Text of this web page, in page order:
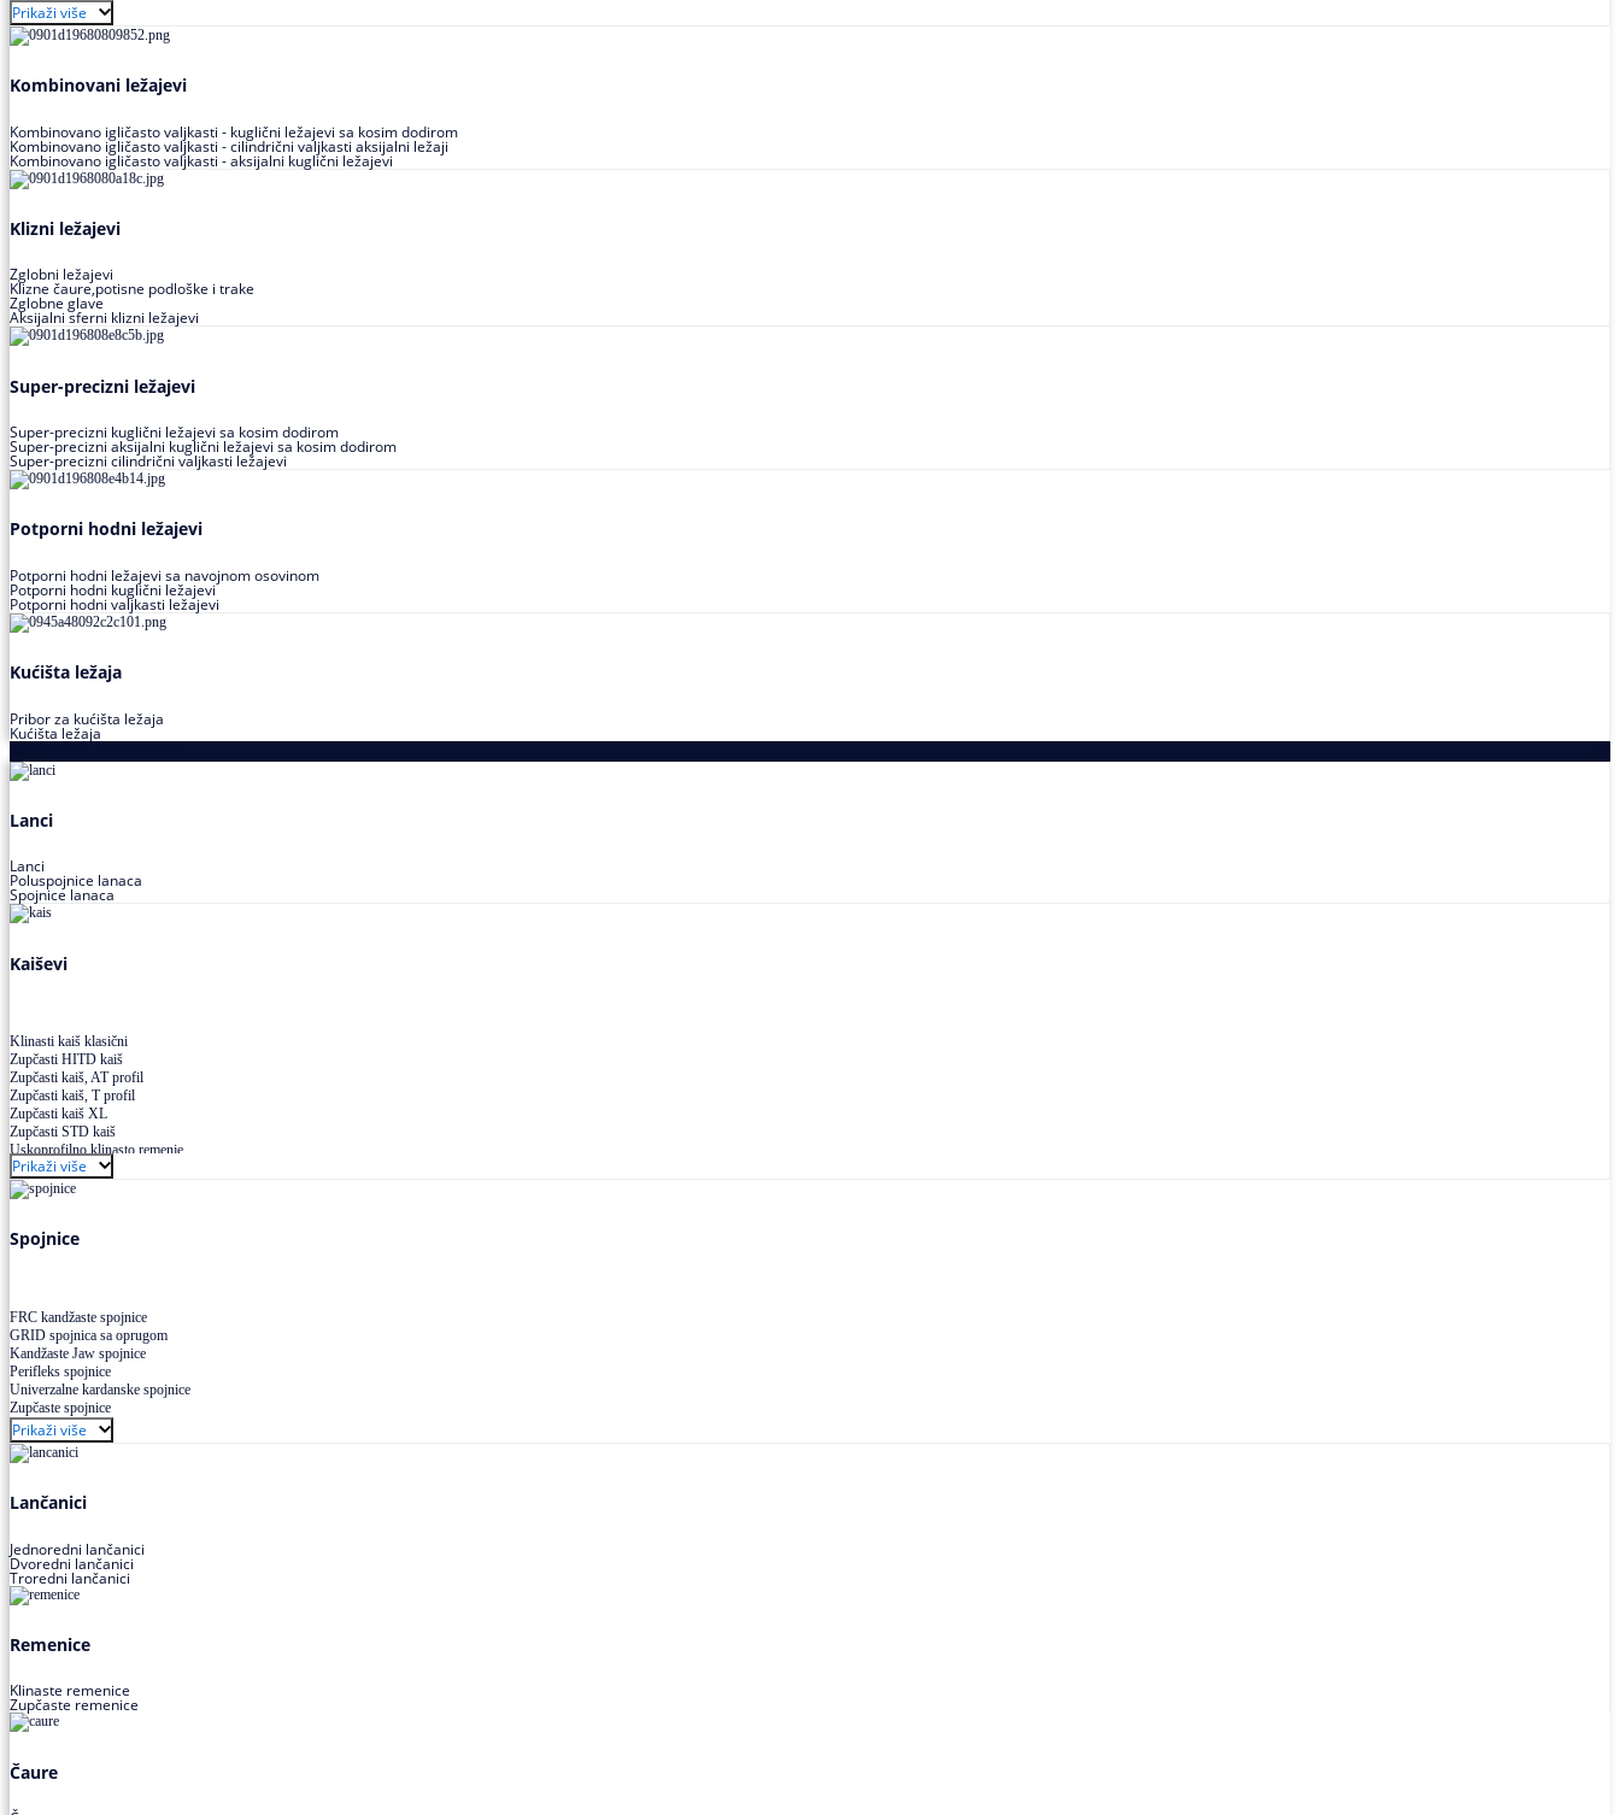
Prikaži više
Kombinovani ležajevi
Kombinovano igličasto valjkasti - kuglični ležajevi sa kosim dodirom
Kombinovano igličasto valjkasti - cilindrični valjkasti aksijalni ležaji
Kombinovano igličasto valjkasti - aksijalni kuglični ležajevi
Klizni ležajevi
Zglobni ležajevi
Klizne čaure,potisne podloške i trake
Zglobne glave
Aksijalni sferni klizni ležajevi
Super-precizni ležajevi
Super-precizni kuglični ležajevi sa kosim dodirom
Super-precizni aksijalni kuglični ležajevi sa kosim dodirom
Super-precizni cilindrični valjkasti ležajevi
Potporni hodni ležajevi
Potporni hodni ležajevi sa navojnom osovinom
Potporni hodni kuglični ležajevi
Potporni hodni valjkasti ležajevi
Kućišta ležaja
Pribor za kućišta ležaja
Kućišta ležaja
Lanci
Lanci
Poluspojnice lanaca
Spojnice lanaca
Kaiševi
Klinasti kaiš klasični
Zupčasti HITD kaiš
Zupčasti kaiš, AT profil
Zupčasti kaiš, T profil
Zupčasti kaiš XL
Zupčasti STD kaiš
Uskoprofilno klinasto remenje
Uskoprofilno klinasto remenje spojeno
Uskoprofilno klinasto remenje XP extra power
Višekanalno remenje PJ,PK
Prikaži više
Spojnice
FRC kandžaste spojnice
GRID spojnica sa oprugom
Kandžaste Jaw spojnice
Perifleks spojnice
Univerzalne kardanske spojnice
Zupčaste spojnice
Prikaži više
Lančanici
Jednoredni lančanici
Dvoredni lančanici
Troredni lančanici
Remenice
Klinaste remenice
Zupčaste remenice
Čaure